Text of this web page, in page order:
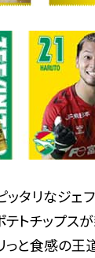
タリなジェ
トチップスが
と食感の王